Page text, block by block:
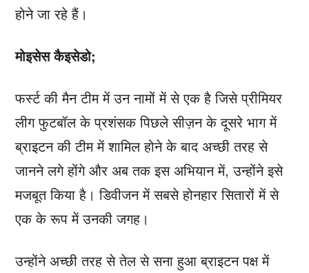
होने जा रहे हैं।
मोइसेस कैइसेडो;
फर्स्ट की मैन टीम में उन नामों में से एक है जिसे प्रीमियर
लीग फुटबॉल के प्रशंसक पिछले सीज़न के दूसरे भाग में
ब्राइटन की टीम में शामिल होने के बाद अच्छी तरह से
जानने लगे होंगे और अब तक इस अभियान में, उन्होंने इसे
मजबूत किया है। डिवीजन में सबसे होनहार सितारों में से
एक के रूप में उनकी जगह।
उन्होंने अच्छी तरह से तेल से सना हुआ ब्राइटन पक्ष में